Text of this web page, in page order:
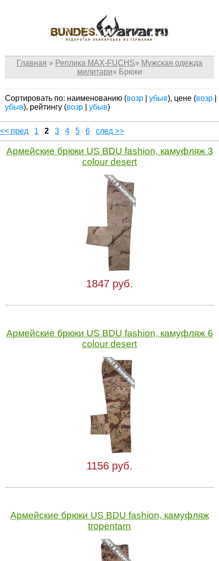
Главная » Реплика MAX-FUCHS» Мужская одежда
милитари» Брюки
Сортировать по: наименованию (возр убыв), цене (возр
убыв), рейтингу (возр убыв)
<< пред 1 2 3 4 5 6 след >>
Армейские брюки US BDU fashion, камуфляж 3
colour desert
1847 руб.
Армейские брюки US BDU fashion, камуфляж 6
colour desert
1156 руб.
Армейские брюки US BDU fashion, камуфляж
tropentarn